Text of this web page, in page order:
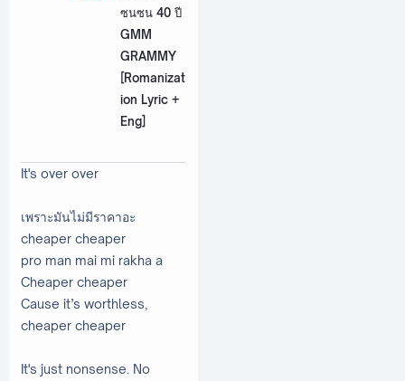
ซนซน 40 ปี
GMM
GRAMMY
[Romanizat
ion Lyric +
Eng]
It's over over
เพราะมันไม่มีราคาอะ
cheaper cheaper
pro man mai mi rakha a
Cheaper cheaper
Cause it’s worthless,
cheaper cheaper
It's just nonsense. No